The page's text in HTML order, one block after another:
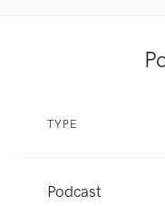
TYPE
Podcast